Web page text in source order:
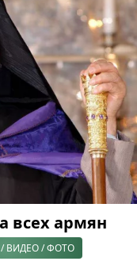
всех армян
ВИДЕО / ФОТО